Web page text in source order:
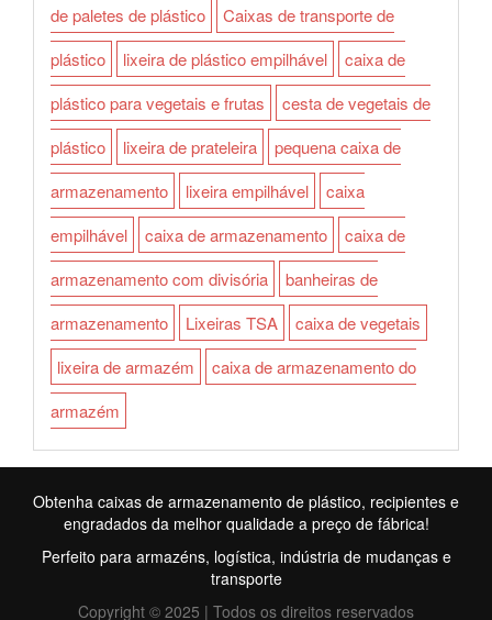
de paletes de plástico
Caixas de transporte de
plástico
lixeira de plástico empilhável
caixa de
plástico para vegetais e frutas
cesta de vegetais de
plástico
lixeira de prateleira
pequena caixa de
armazenamento
lixeira empilhável
caixa
empilhável
caixa de armazenamento
caixa de
armazenamento com divisória
banheiras de
armazenamento
Lixeiras TSA
caixa de vegetais
lixeira de armazém
caixa de armazenamento do
armazém
Obtenha caixas de armazenamento de plástico, recipientes e
engradados da melhor qualidade a preço de fábrica!
Perfeito para armazéns, logística, indústria de mudanças e
transporte
Copyright © 2025 | Todos os direitos reservados